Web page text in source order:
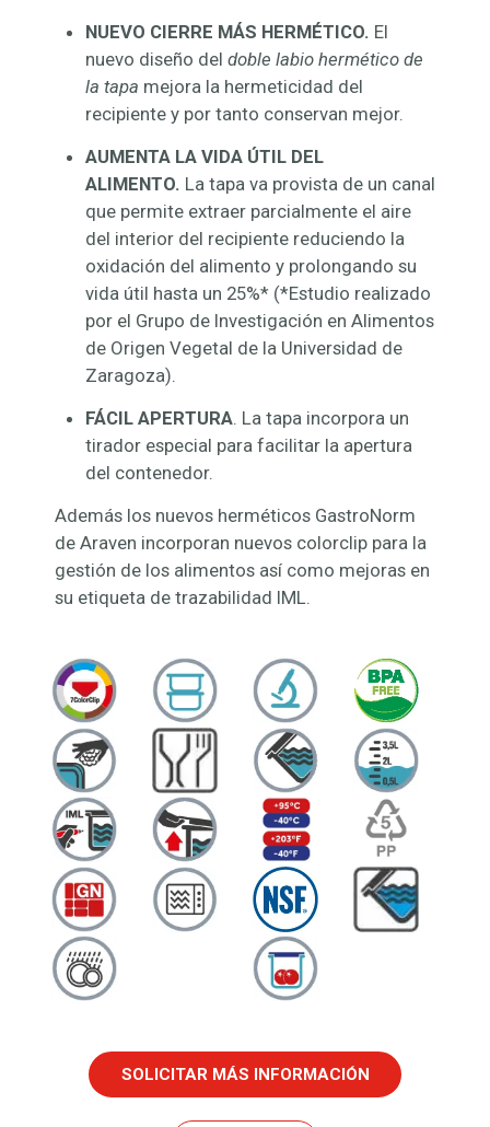
NUEVO CIERRE MÁS HERMÉTICO. El
nuevo diseño del doble labio hermético de
la tapa mejora la hermeticidad del
recipiente y por tanto conservan mejor.
AUMENTA LA VIDA ÚTIL DEL
ALIMENTO. La tapa va provista de un canal
que permite extraer parcialmente el aire
del interior del recipiente reduciendo la
oxidación del alimento y prolongando su
vida útil hasta un 25%* (*Estudio realizado
por el Grupo de Investigación en Alimentos
de Origen Vegetal de la Universidad de
Zaragoza).
FÁCIL APERTURA. La tapa incorpora un
tirador especial para facilitar la apertura
del contenedor.
Además los nuevos herméticos GastroNorm
de Araven incorporan nuevos colorclip para la
gestión de los alimentos así como mejoras en
su etiqueta de trazabilidad IML.
SOLICITAR MÁS INFORMACIÓN